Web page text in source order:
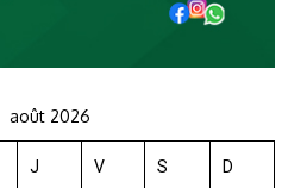
août 2026
J V S D